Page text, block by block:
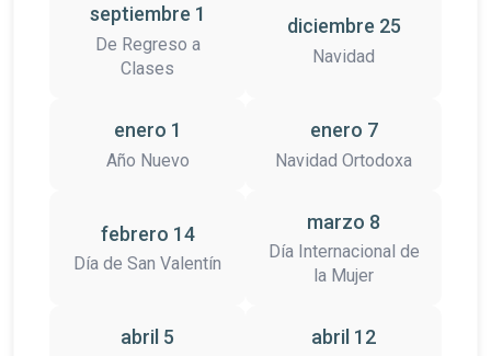
septiembre 1
De Regreso a
Clases
diciembre 25
Navidad
enero 1
Año Nuevo
enero 7
Navidad Ortodoxa
febrero 14
Día de San Valentín
marzo 8
Día Internacional de
la Mujer
abril 5 abril 12